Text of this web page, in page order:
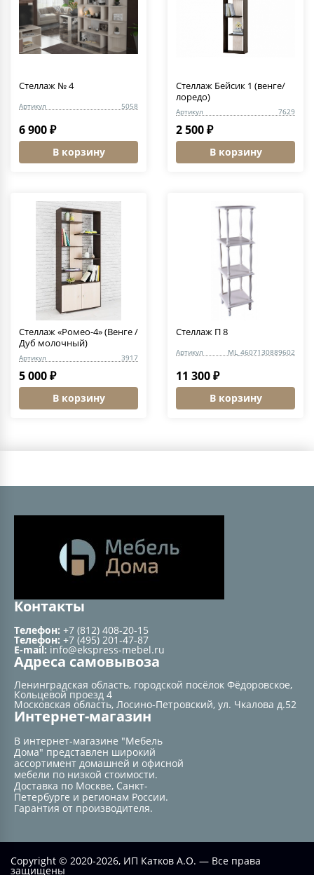
Стеллаж № 4
Артикул 5058
6 900 ₽
В корзину
Стеллаж Бейсик 1 (венге/
лоредо)
Артикул 7629
2 500 ₽
В корзину
Стеллаж «Ромео-4» (Венге /
Дуб молочный)
Артикул 3917
5 000 ₽
В корзину
Стеллаж П 8
Артикул ML_4607130889602
11 300 ₽
В корзину
Контакты
Телефон: +7 (812) 408-20-15
Телефон: +7 (495) 201-47-87
E-mail: info@ekspress-mebel.ru
Адреса самовывоза
Ленинградская область, городской посёлок Фёдоровское,
Кольцевой проезд 4
Московская область, Лосино-Петровский, ул. Чкалова д.52
Интернет-магазин
В интернет-магазине "Мебель
Дома" представлен широкий
ассортимент домашней и офисной
мебели по низкой стоимости.
Доставка по Москве, Санкт-
Петербурге и регионам России.
Гарантия от производителя.
Copyright © 2020-2026, ИП Катков А.О. — Все права
защищены